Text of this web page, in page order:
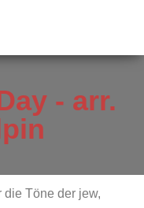
- arr.
Töne der jew,